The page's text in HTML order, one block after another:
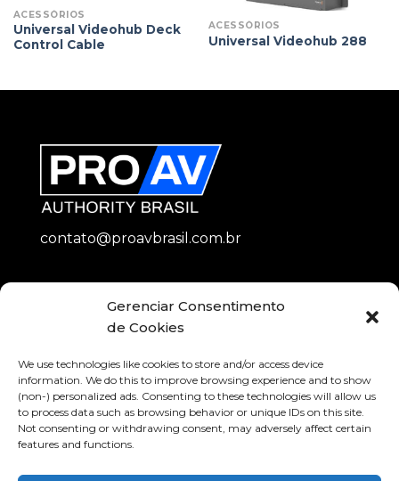
Gerenciar Consentimento
de Cookies
We use technologies like cookies to store and/or access device
information. We do this to improve browsing experience and to show
(non-) personalized ads. Consenting to these technologies will allow us
to process data such as browsing behavior or unique IDs on this site.
Not consenting or withdrawing consent, may adversely affect certain
features and functions.
ACESSÓRIOS
Universal Videohub Deck
Control Cable
ACESSÓRIOS
Universal Videohub 288
contato@proavbrasil.com.br
Métodos de Pagamento
Compra Segura